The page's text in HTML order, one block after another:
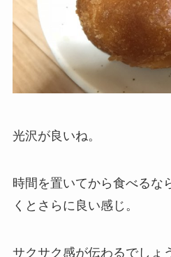
光沢が良いね。
時間を置いてから食べるな
くとさらに良い感じ。
サクサク感が伝わるでしょ